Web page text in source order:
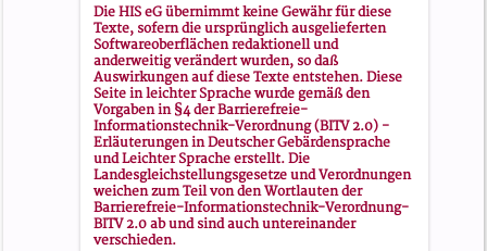
Die HIS eG übernimmt keine Gewähr für diese
Texte, sofern die ursprünglich ausgelieferten
Softwareoberflächen redaktionell und
anderweitig verändert wurden, so daß
Auswirkungen auf diese Texte entstehen. Diese
Seite in leichter Sprache wurde gemäß den
Vorgaben in§4 der Barrierefreie-
Informationstechnik-Verordnung (BITV 2.0) -
Erläuterungen in Deutscher Gebärdensprache
und Leichter Sprache erstellt. Die
Landesgleichstellungsgesetze und Verordnungen
weichen zum Teil von den Wortlauten der
Barrierefreie-Informationstechnik-Verordnung-
BITV 2.0 ab und sind auch untereinander
verschieden.